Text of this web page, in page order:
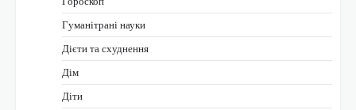
Гуманітрані науки
Дієти та схуднення
Дім
Діти